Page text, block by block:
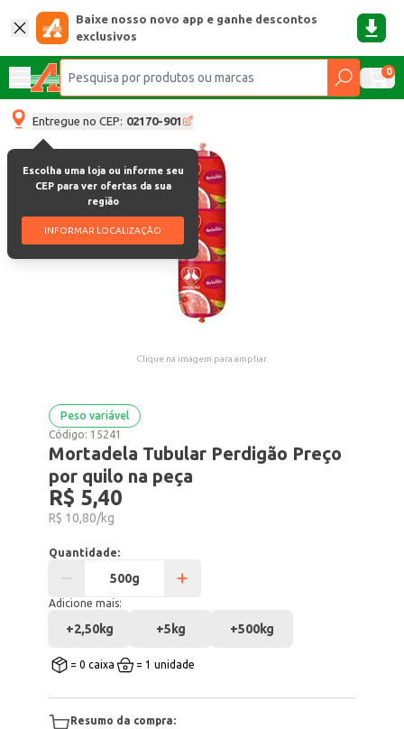
Baixe nosso novo app e ganhe descontos
exclusivos
0
Entregue no CEP: 02170-901
Escolha uma loja ou informe seu
CEP para ver ofertas da sua
região
INFORMAR LOCALIZAÇÃO
Clique na imagem para ampliar.
Peso variável
Código: 15241
Mortadela Tubular Perdigão Preço
por quilo na peça
R$ 5,40
R$ 10,80/kg
Quantidade:
Adicione mais:
+2,50kg +5kg +500kg
= 0 caixa = 1 unidade
Resumo da compra: